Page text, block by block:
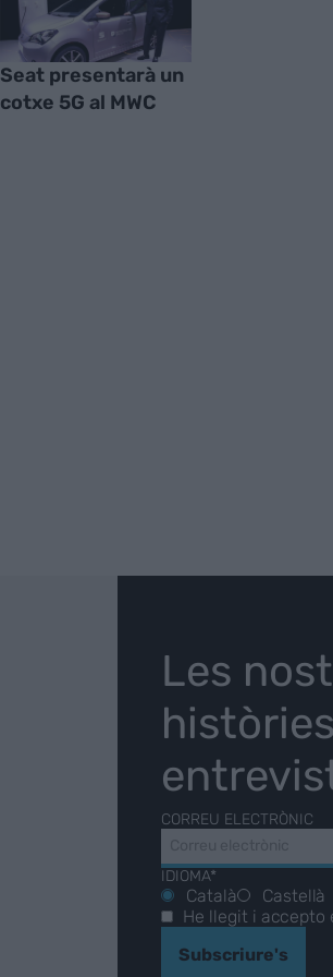
Seat presentarà un
cotxe 5G al MWC
Les
CORREU ELECTRÒNIC
IDIOMA*
Català
Castellà
He llegit i accepto
Subscriure's